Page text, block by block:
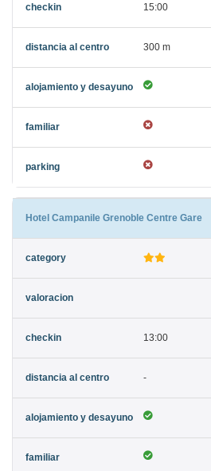
15:00
300 m
Hotel Campanile Grenoble Centre Gare
13:00
-